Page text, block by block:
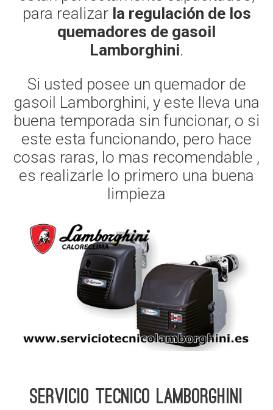
para realizar la regulación de los
quemadores de gasoil
Lamborghini.
Si usted posee un quemador de
gasoil Lamborghini, y este lleva una
buena temporada sin funcionar, o si
este esta funcionando, pero hace
cosas raras, lo mas recomendable ,
es realizarle lo primero una buena
limpieza
Servicio Tecnico Lamborghini